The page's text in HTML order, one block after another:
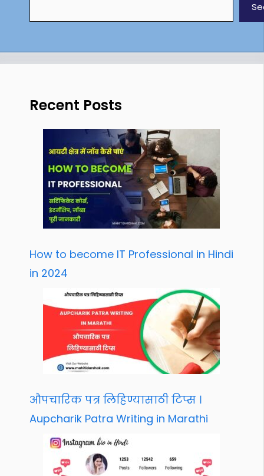
Recent Posts
How to become IT Professional in Hindi
in 2024
औपचारिक पत्र लिहिण्यासाठी टिप्स ।
Aupcharik Patra Writing in Marathi